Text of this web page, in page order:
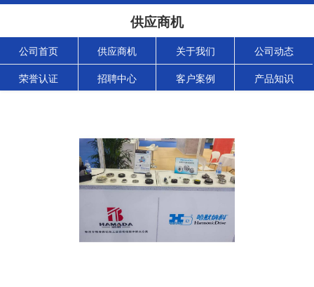
供应商机
公司首页 供应商机 关于我们 公司动态
荣誉认证 招聘中心 客户案例 产品知识